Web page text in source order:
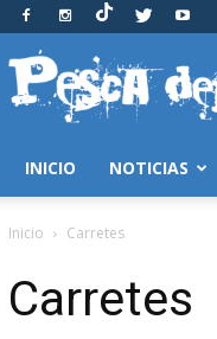
Pesca
y
Deporte
INICIO NOTICIAS
Inicio Carretes
Carretes